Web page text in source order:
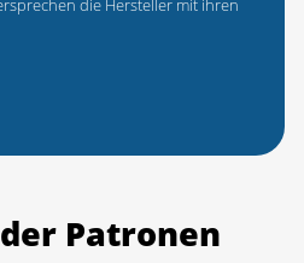
die Hersteller mit ihren
Patronen